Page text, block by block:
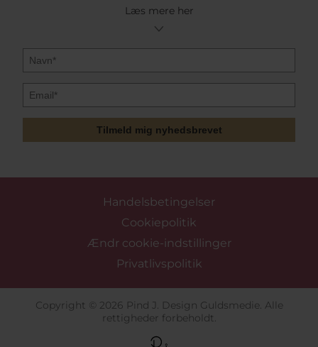
Læs mere her
Tilmeld mig nyhedsbrevet
Handelsbetingelser
Cookiepolitik
Ændr cookie-indstillinger
Privatlivspolitik
Copyright © 2026 Pind J. Design Guldsmedie. Alle
rettigheder forbeholdt.